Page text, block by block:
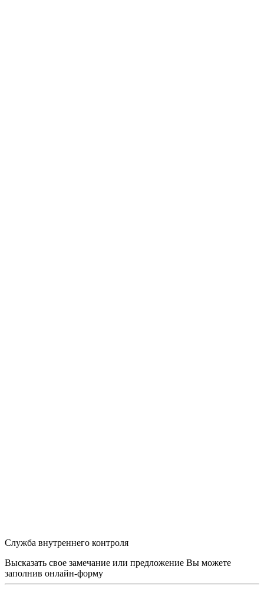
Служба внутреннего контроля
Высказать свое замечание или предложение Вы можете
заполнив онлайн-форму